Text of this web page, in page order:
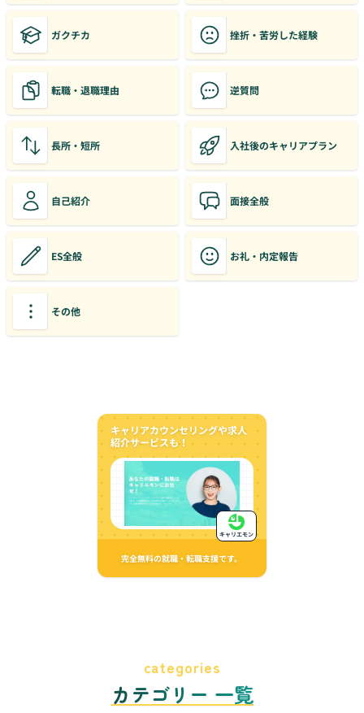
ガクチカ 挫折・苦労した経験
転職・退職理由 逆質問
長所・短所 入社後のキャリアプラン
自己紹介 面接全般
ES全般 お礼・内定報告
その他
キャリアカウンセリングや求人
紹介サービスも！
完全無料の就職・転職支援です。
キャリエモン
categories
カテゴリー 一覧